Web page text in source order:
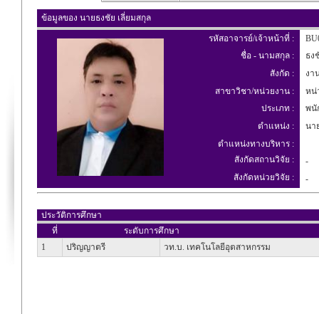
ข้อมูลของ นายธงชัย เลี่ยมสกุล
รหัสอาจารย์/เจ้าหน้าที่ :
ชื่อ - นามสกุล :
ธง
สังกัด :
งา
สาขาวิชา/หน่วยงาน :
หน่
ประเภท :
พนั
ตำแหน่ง :
นา
ตำแหน่งทางบริหาร :
สังกัดสถานวิจัย :
-
สังกัดหน่วยวิจัย :
-
ประวัติการศึกษา
ที่
ระดับการศึกษา
1
ปริญญาตรี วท.บ. เทคโนโลยีอุตสาหกรรม